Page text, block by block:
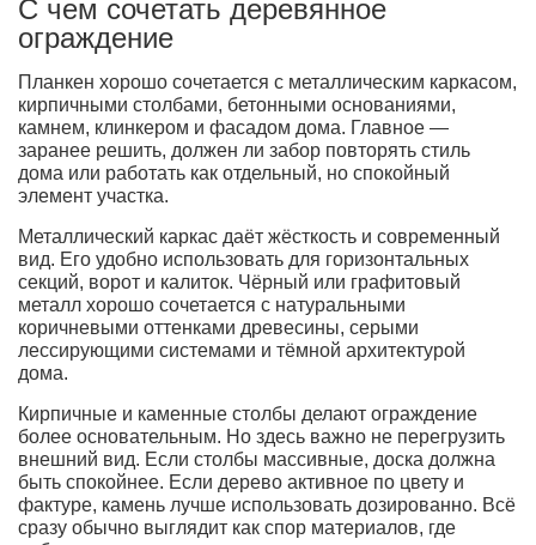
С чем сочетать деревянное
ограждение
Планкен хорошо сочетается с металлическим каркасом,
кирпичными столбами, бетонными основаниями,
камнем, клинкером и фасадом дома. Главное —
заранее решить, должен ли забор повторять стиль
дома или работать как отдельный, но спокойный
элемент участка.
Металлический каркас даёт жёсткость и современный
вид. Его удобно использовать для горизонтальных
секций, ворот и калиток. Чёрный или графитовый
металл хорошо сочетается с натуральными
коричневыми оттенками древесины, серыми
лессирующими системами и тёмной архитектурой
дома.
Кирпичные и каменные столбы делают ограждение
более основательным. Но здесь важно не перегрузить
внешний вид. Если столбы массивные, доска должна
быть спокойнее. Если дерево активное по цвету и
фактуре, камень лучше использовать дозированно. Всё
сразу обычно выглядит как спор материалов, где